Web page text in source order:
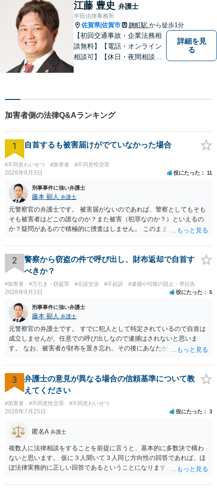
ぐように、丁寧にお悩みをお
伺いいたします。
江藤 豊史 弁護士
半田法律事務所
佐賀県|佐賀市 麹町駅 から徒歩1分
【初回交通事故・企業法務相
談無料】【電話・オンライン
相談可】【休日・夜間相談
詳細を見
る
加害者側の法律Q&Aランキング
1 自首するも被害届けがでていなかった場合
#不同意わいせつ #加害者 #不同意性交罪
2026年8月3日 役にたった 11
刑事事件に強い弁護士
藤本 顯人 弁護士
元警察官の弁護士です。 被害届がないのであれば、警察としてもそも
そも被害者はどこの誰なのか？また被害（犯罪なのか？）といえるの
か？疑問があるので積極的に捜査はしません。 このまま女性から警察
2
警察から窃盗の件で呼び出し、財布返却で自首す
べきか？
#加害者 #万引き・窃盗罪 #示談交渉 #不起訴 #逮捕や勾留の阻止・準抗告
2026年8月2日 役にたった 5
刑事事件に強い弁護士
藤本 顯人 弁護士
元警察官の弁護士です。 すでに犯人として特定されているので自首は
成立しませんが、任意での呼び出しなので逮捕はされないと思いま
す。 なお、被害者が財布を置き忘れ、その後にあなたがトイレに入
と言い逃れはかなり厳しいものと思います。
3
弁護士の意見が異なる場合の信頼基準について教
えてください
#加害者 #不同意性交罪 #不同意わいせつ
2026年7月25日 役にたった 3
匿名A 弁護士
複数人に法律相談をすることを前提に言うと、基本的に多数決で構わ
ないと思います。 仮に３人聞いて３人同じ方向性の回答であれば、ほ
ぼ法律実務的に正しい回答であるということになります。 ３人聞いて
２になった場合は、どちらも法律実務的にありえるということであ